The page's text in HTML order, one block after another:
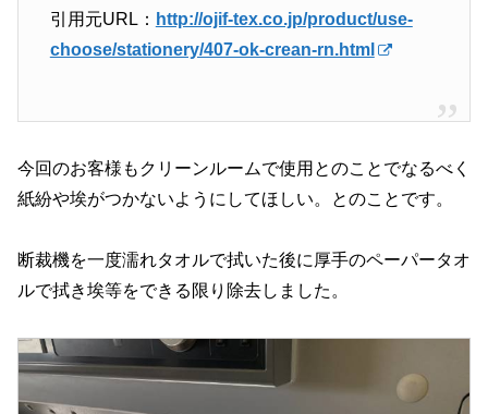
引用元URL： http://ojif-tex.co.jp/product/use-
choose/stationery/407-ok-crean-rn.html
今回のお客様もクリーンルームで使用とのことでなるべく
紙紛や埃がつかないようにしてほしい。とのことです。
断裁機を一度濡れタオルで拭いた後に厚手のペーパータオ
ルで拭き埃等をできる限り除去しました。